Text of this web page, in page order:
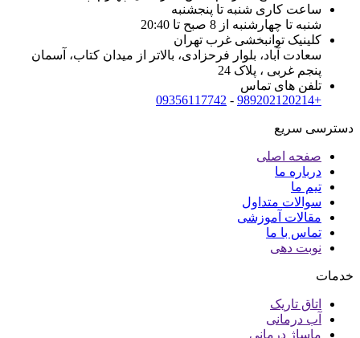
ساعت کاری شنبه تا پنجشنبه
شنبه تا چهارشنبه از 8 صبح تا 20:40
کلینیک توانبخشی غرب تهران
سعادت آباد، بلوار فرحزادی، بالاتر از میدان کتاب، آسمان
پنجم غربی ، پلاک 24
تلفن های تماس
+989202120214
-
09356117742
دسترسی سریع
صفحه اصلی
درباره ما
تیم ما
سوالات متداول
مقالات آموزشی
تماس با ما
نوبت دهی
خدمات
اتاق تاریک
آب درمانی
ماساژ درمانی